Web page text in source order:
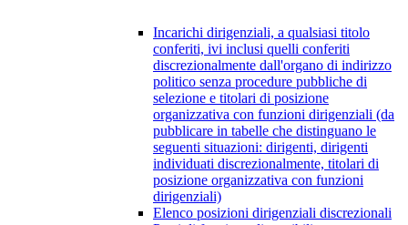
Incarichi dirigenziali, a qualsiasi titolo
conferiti, ivi inclusi quelli conferiti
discrezionalmente dall'organo di indirizzo
politico senza procedure pubbliche di
selezione e titolari di posizione
organizzativa con funzioni dirigenziali (da
pubblicare in tabelle che distinguano le
seguenti situazioni: dirigenti, dirigenti
individuati discrezionalmente, titolari di
posizione organizzativa con funzioni
dirigenziali)
Elenco posizioni dirigenziali discrezionali